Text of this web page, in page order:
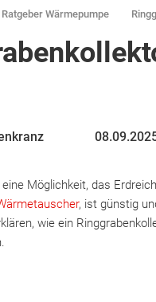
Ratgeber Wärmepumpe
Möglichkeit, das
, ist günstig
wie ein